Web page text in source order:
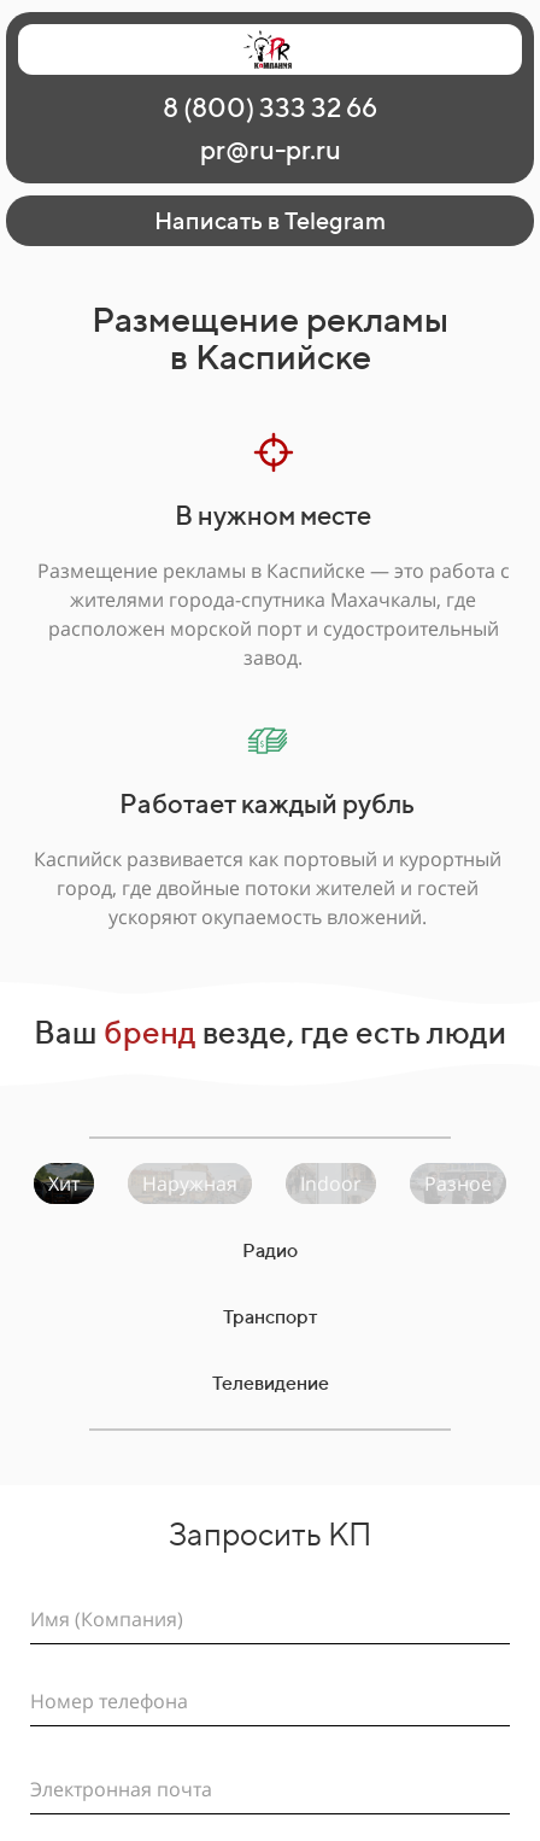
Главная
Наши работы
О рекламе
Регионы
Контакты
8 (800) 333 32 66
pr@ru-pr.ru
Написать в Telegram
Размещение рекламы
в Каспийске
В нужном месте
Размещение рекламы в Каспийске — это работа с
жителями города-спутника Махачкалы, где
расположен морской порт и судостроительный
завод.
Работает каждый рубль
Каспийск развивается как портовый и курортный
город, где двойные потоки жителей и гостей
ускоряют окупаемость вложений.
Ваш бренд везде, где есть люди
Хит Наружная Indoor Разное
Радио
Транспорт
Телевидение
Запросить КП
Имя (Компания)
Номер телефона
Электронная почта